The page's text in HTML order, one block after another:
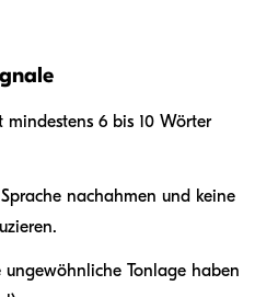
mindestens 6 bis 10 Wörter
nachahmen und keine
ungewöhnliche Tonlage haben